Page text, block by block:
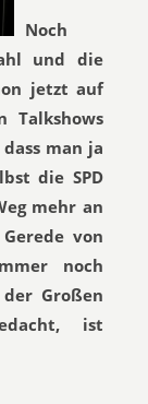
Noch
und die
jetzt auf
Talkshows
man ja
die SPD
mehr an
von
noch
Großen
ist